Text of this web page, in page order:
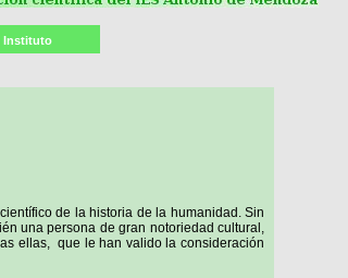
Instituto
de la historia de la humanidad. Sin
una persona de gran notoriedad cultural,
ellas, que le han valido la consideración